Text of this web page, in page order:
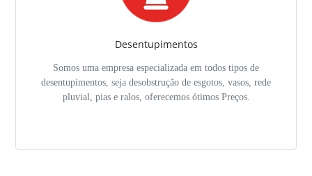
Desentupimentos
Somos uma empresa especializada em todos tipos de
desentupimentos, seja desobstrução de esgotos, vasos, rede
pluvial, pias e ralos, oferecemos ótimos Preços.